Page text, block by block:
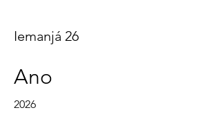
Iemanjá 26
Ano
2026